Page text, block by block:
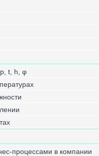
t, h, φ
процессами в компании